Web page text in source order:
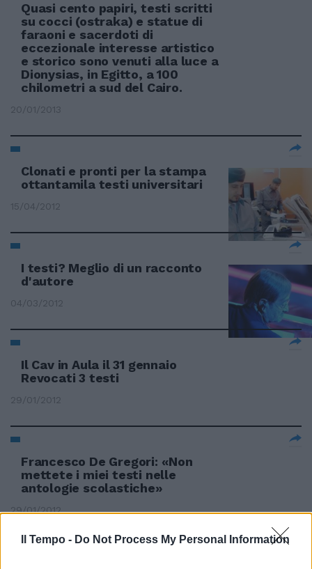
Il Tempo - Do Not Process My Personal Information
Quasi cento papiri, testi scritti
su cocci (ostraka) e statue di
faraoni e sacerdoti di
eccezionale interesse artistico
e storico sono venuti alla luce a
Dionysias, in Egitto, a 100
chilometri a sud del Cairo.
20/01/2013
Clonati e pronti per la stampa
ottantamila testi universitari
15/04/2012
I testi? Meglio di un racconto
d'autore
04/03/2012
Il Cav in Aula il 31 gennaio
Revocati 3 testi
29/01/2012
Francesco De Gregori: «Non
mettete i miei testi nelle
antologie scolastiche»
29/01/2012